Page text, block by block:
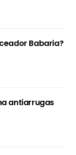
Babaria?
antiarrugas